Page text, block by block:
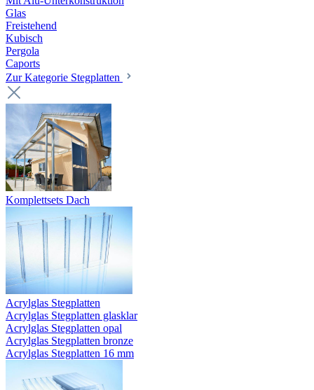
Glas
Freistehend
Kubisch
Pergola
Caports
Zur Kategorie Stegplatten
Komplettsets Dach
Acrylglas Stegplatten
Acrylglas Stegplatten glasklar
Acrylglas Stegplatten opal
Acrylglas Stegplatten bronze
Acrylglas Stegplatten 16 mm